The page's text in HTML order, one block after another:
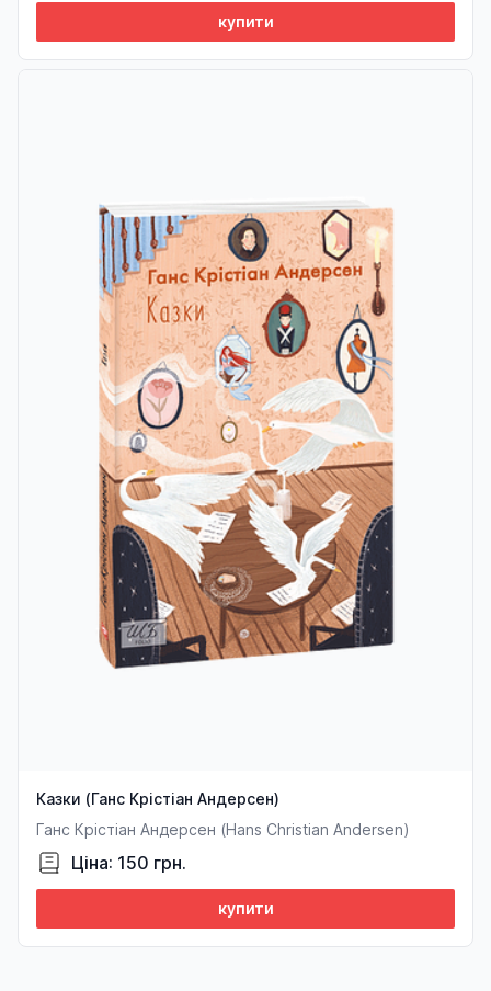
купити
Казки (Ганс Крістіан Андерсен)
Ганс Крістіан Андерсен (Hans Christian Andersen)
Ціна: 150 грн.
купити